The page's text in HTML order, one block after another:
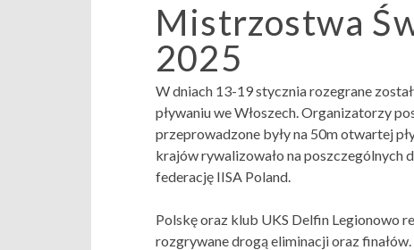
Mistrzostwa
2025
W dniach 13-19 stycznia rozegrane
pływaniu we Włoszech. Organizatorzy
przeprowadzone były na 50m otwartej
krajów rywalizowało na poszczególnych
federację IISA Poland.
Polskę oraz klub UKS Delfin Legionowo
rozgrywane drogą eliminacji oraz